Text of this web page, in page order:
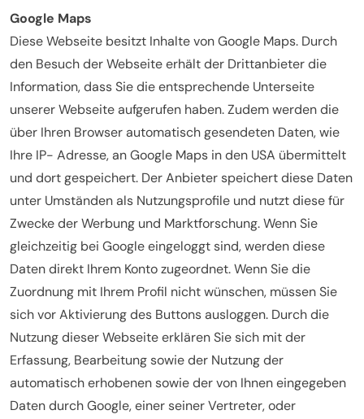
Google Maps
Diese Webseite besitzt Inhalte von Google Maps. Durch
den Besuch der Webseite erhält der Drittanbieter die
Information, dass Sie die entsprechende Unterseite
unserer Webseite aufgerufen haben. Zudem werden die
über Ihren Browser automatisch gesendeten Daten, wie
Ihre IP- Adresse, an Google Maps in den USA übermittelt
und dort gespeichert. Der Anbieter speichert diese Daten
unter Umständen als Nutzungsprofile und nutzt diese für
Zwecke der Werbung und Marktforschung. Wenn Sie
gleichzeitig bei Google eingeloggt sind, werden diese
Daten direkt Ihrem Konto zugeordnet. Wenn Sie die
Zuordnung mit Ihrem Profil nicht wünschen, müssen Sie
sich vor Aktivierung des Buttons ausloggen. Durch die
Nutzung dieser Webseite erklären Sie sich mit der
Erfassung, Bearbeitung sowie der Nutzung der
automatisch erhobenen sowie der von Ihnen eingegeben
Daten durch Google, einer seiner Vertreter, oder